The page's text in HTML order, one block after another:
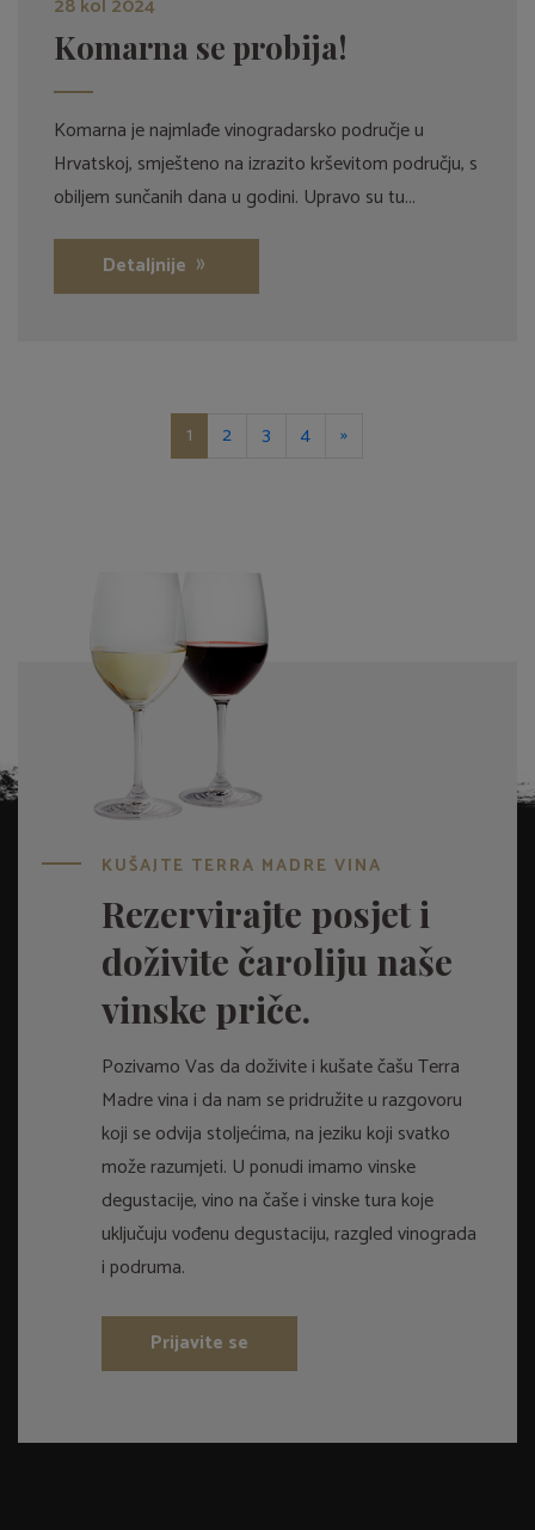
Komarna se probija!
Komarna je najmlađe vinogradarsko područje u
Hrvatskoj, smješteno na izrazito krševitom području, s
obiljem sunčanih dana u godini. Upravo su tu...
Detaljnije
1 2 3 4 »
KUŠAJTE TERRA MADRE VINA
Rezervirajte posjet i
doživite čaroliju naše
vinske priče.
Pozivamo Vas da doživite i kušate čašu Terra
Madre vina i da nam se pridružite u razgovoru
koji se odvija stoljećima, na jeziku koji svatko
može razumjeti. U ponudi imamo vinske
degustacije, vino na čaše i vinske tura koje
uključuju vođenu degustaciju, razgled vinograda
i podruma.
Prijavite se